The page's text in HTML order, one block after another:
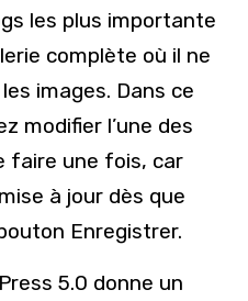
les plus importante
complète où il ne
images. Dans ce
modifier l’une des
faire une fois, car
à jour dès que
Enregistrer.
5.0 donne un